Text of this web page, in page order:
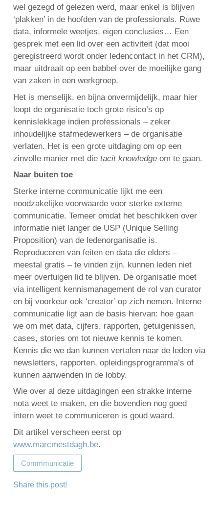
wel gezegd of gelezen werd, maar enkel is blijven
‘plakken’ in de hoofden van de professionals. Ruwe
data, informele weetjes, eigen conclusies… Een
gesprek met een lid over een activiteit (dat mooi
geregistreerd wordt onder ledencontact in het CRM),
maar uitdraait op een babbel over de moeilijke gang
van zaken in een werkgroep.
Het is menselijk, en bijna onvermijdelijk, maar hier
loopt de organisatie toch grote risico’s op
kennislekkage indien professionals – zeker
inhoudelijke stafmedewerkers – de organisatie
verlaten. Het is een grote uitdaging om op een
zinvolle manier met die tacit knowledgeom te gaan.
Naar buiten toe
Sterke interne communicatie lijkt me een
noodzakelijke voorwaarde voor sterke externe
communicatie. Temeer omdat het beschikken over
informatie niet langer de USP (Unique Selling
Proposition) van de ledenorganisatie is.
Reproduceren van feiten en data die elders –
meestal gratis – te vinden zijn, kunnen leden niet
meer overtuigen lid te blijven. De organisatie moet
via intelligent kennismanagement de rol van curator
en bij voorkeur ook ‘creator’ op zich nemen. Interne
communicatie ligt aan de basis hiervan: hoe gaan
we om met data, cijfers, rapporten, getuigenissen,
cases, stories om tot nieuwe kennis te komen.
Kennis die we dan kunnen vertalen naar de leden via
newsletters, rapporten, opleidingsprogramma’s of
kunnen aanwenden in de lobby.
Wie over al deze uitdagingen een strakke interne
nota weet te maken, en die bovendien nog goed
intern weet te communiceren is goud waard.
Dit artikel verscheen eerst op
www.marcmestdagh.be.
Commmunicatie
Share this post!